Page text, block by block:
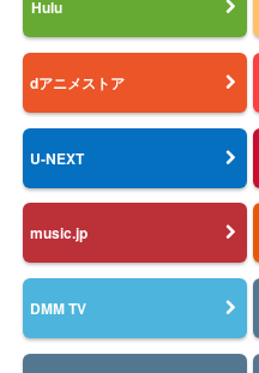
Hulu
dアニメストア
U-NEXT
music.jp
DMM TV